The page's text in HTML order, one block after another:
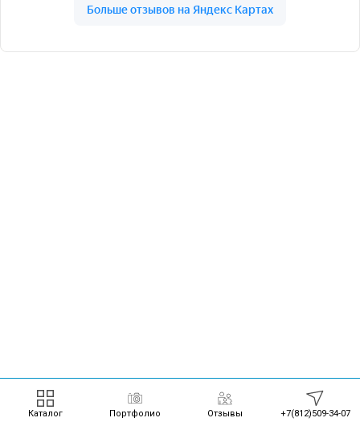
Каталог Портфолио Отзывы +7(812)509-34-07